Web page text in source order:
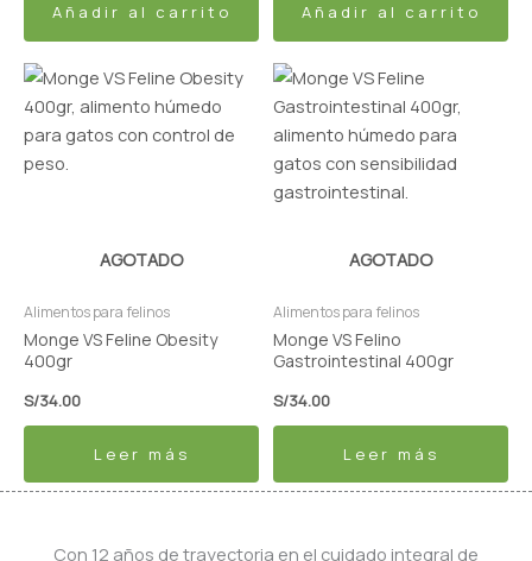
Añadir al carrito Añadir al carrito
AGOTADO
Alimentos para felinos
Monge VS Feline Obesity
400gr
S/34.00
Leer más
AGOTADO
Alimentos para felinos
Monge VS Felino
Gastrointestinal 400gr
S/34.00
Leer más
Con 12 años de trayectoria en el cuidado integral de